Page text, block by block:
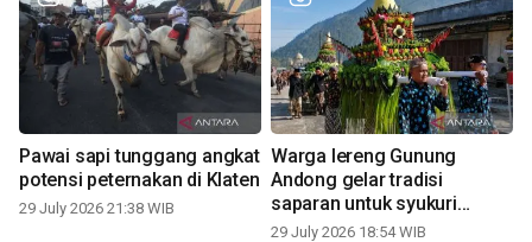
Pawai sapi tunggang angkat
potensi peternakan di Klaten
29 July 2026 21:38 WIB
Warga lereng Gunung
Andong gelar tradisi
saparan untuk syukuri
panen
29 July 2026 18:54 WIB